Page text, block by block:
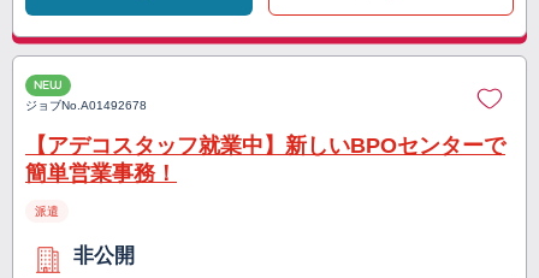
NEW
ジョブNo.A01492678
【アデコスタッフ就業中】新しいBPOセンターで
簡単営業事務！
派遣
非公開